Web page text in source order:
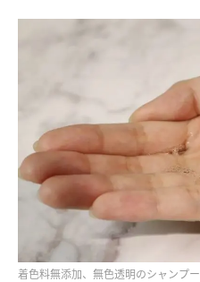
着色料無添加、無色透明のシャンプー